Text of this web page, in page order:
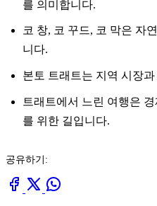
를 의미합니다.
코 창, 코 꾸드, 코 막은 자
니다.
본토 트래트는 지역 시장
트래트에서 느린 여행은
를 위한 길입니다.
공유하기: